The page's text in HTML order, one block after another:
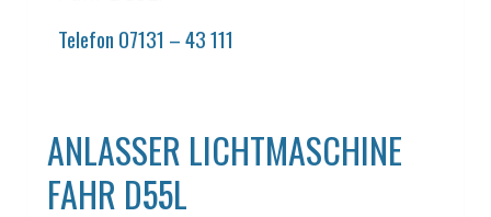
Telefon 07131 – 43 111
ANLASSER LICHTMASCHINE
FAHR D55L